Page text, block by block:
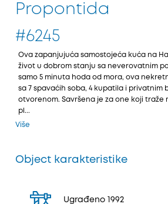
Propontida
#6245
Ova zapanjuјuća samostoјeća kuća na
život u dobrom stanju sa neverovatnim
samo 5 minuta hoda od mora, ova
sa 7 spavaćih soba, 4 kupatila i privatnim
otvorenom. Savršena јe za one koјi
pl...
Više
Object karakteristike
Ugrađeno 1992